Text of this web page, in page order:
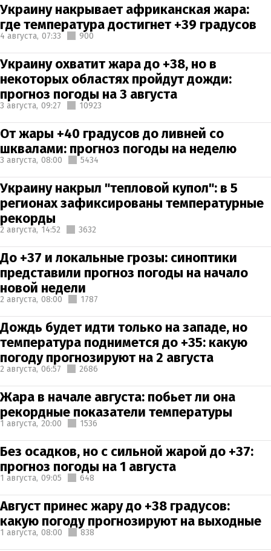
Украину накрывает африканская жара:
где температура достигнет +39 градусов
4 августа, 07:33 900
Украину охватит жара до +38, но в
некоторых областях пройдут дожди:
прогноз погоды на 3 августа
3 августа, 09:27 10923
От жары +40 градусов до ливней со
шквалами: прогноз погоды на неделю
3 августа, 08:00 5434
Украину накрыл "тепловой купол": в 5
регионах зафиксированы температурные
рекорды
2 августа, 14:52 3632
До +37 и локальные грозы: синоптики
представили прогноз погоды на начало
новой недели
2 августа, 08:00 1787
Дождь будет идти только на западе, но
температура поднимется до +35: какую
погоду прогнозируют на 2 августа
2 августа, 06:57 2686
Жара в начале августа: побьет ли она
рекордные показатели температуры
1 августа, 20:00 1536
Без осадков, но с сильной жарой до +37:
прогноз погоды на 1 августа
1 августа, 09:05 648
Август принес жару до +38 градусов:
какую погоду прогнозируют на выходные
1 августа, 08:00 838